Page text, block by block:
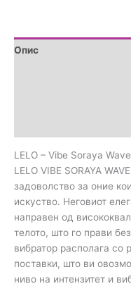
Опис
LELO – Vibe Soraya
LELO VIBE SORAYA
задоволство за оние
искуство. Неговиот
направен од
телото, што го прави
вибратор располага со
поставки, што ви
ниво на интензитет и